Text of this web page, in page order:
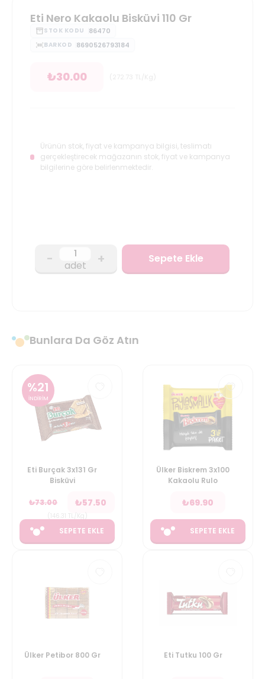
Eti Nero Kakaolu Bisküvi 110 Gr
STOK KODU 86470
BARKOD 8690526793184
₺30.00
Ürünün stok, fiyat ve kampanya bilgisi, teslimatı
gerçekleştirecek mağazanın stok, fiyat ve kampanya
bilgilerine göre belirlenmektedir.
- adet + Sepete Ekle
Bunlara Da Göz Atın
%21
İNDİRİM
Eti Burçak 3x131 Gr
Bisküvi
₺73.00 ₺57.50
SEPETE EKLE
Ülker Biskrem 3x100
Kakaolu Rulo
₺69.90
SEPETE EKLE
Ülker Petibor 800 Gr Eti Tutku 100 Gr